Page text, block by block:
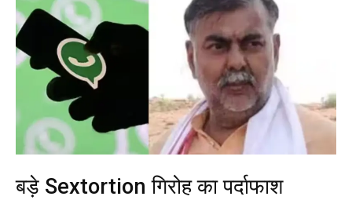
बड़े Sextortion गिरोह का पर्दाफाश